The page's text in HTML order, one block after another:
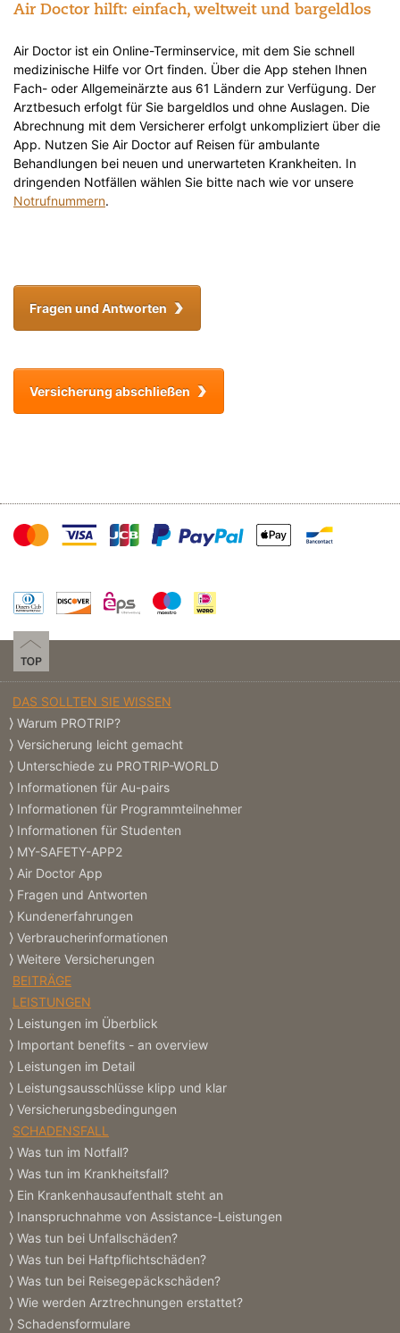
Air Doctor hilft: einfach, weltweit und bargeldlos
Air Doctor ist ein Online-Terminservice, mit dem Sie schnell
medizinische Hilfe vor Ort finden. Über die App stehen Ihnen
Fach- oder Allgemeinärzte aus 61 Ländern zur Verfügung. Der
Arztbesuch erfolgt für Sie bargeldlos und ohne Auslagen. Die
Abrechnung mit dem Versicherer erfolgt unkompliziert über die
App. Nutzen Sie Air Doctor auf Reisen für ambulante
Behandlungen bei neuen und unerwarteten Krankheiten. In
dringenden Notfällen wählen Sie bitte nach wie vor unsere
Notrufnummern.
Fragen und Antworten
Versicherung abschließen
DAS SOLLTEN SIE WISSEN
Warum PROTRIP?
Versicherung leicht gemacht
Unterschiede zu PROTRIP-WORLD
Informationen für Au-pairs
Informationen für Programmteilnehmer
Informationen für Studenten
MY-SAFETY-APP2
Air Doctor App
Fragen und Antworten
Kundenerfahrungen
Verbraucherinformationen
Weitere Versicherungen
BEITRÄGE
LEISTUNGEN
Leistungen im Überblick
Important benefits - an overview
Leistungen im Detail
Leistungsausschlüsse klipp und klar
Versicherungs­bedingungen
SCHADENSFALL
Was tun im Notfall?
Was tun im Krankheitsfall?
Ein Krankenhausaufenthalt steht an
Inanspruchnahme von Assistance-Leistungen
Was tun bei Unfallschäden?
Was tun bei Haftpflichtschäden?
Was tun bei Reisegepäckschäden?
Wie werden Arztrechnungen erstattet?
Schadensformulare